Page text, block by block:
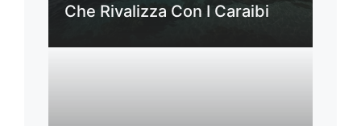
Che Rivalizza Con I Caraibi